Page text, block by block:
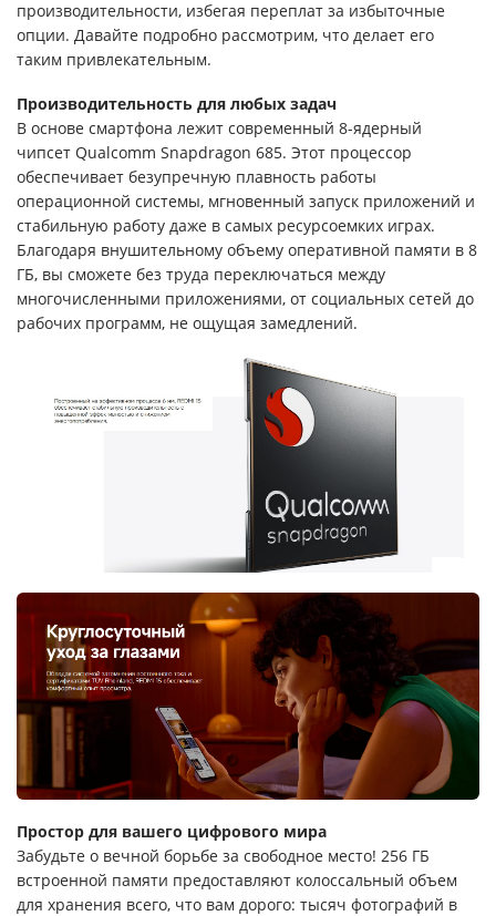
производительности, избегая переплат за избыточные
опции. Давайте подробно рассмотрим, что делает его
таким привлекательным.
Производительность для любых задач
В основе смартфона лежит современный 8-ядерный
чипсет Qualcomm Snapdragon 685. Этот процессор
обеспечивает безупречную плавность работы
операционной системы, мгновенный запуск приложений и
стабильную работу даже в самых ресурсоемких играх.
Благодаря внушительному объему оперативной памяти в 8
ГБ, вы сможете без труда переключаться между
многочисленными приложениями, от социальных сетей до
рабочих программ, не ощущая замедлений.
Простор для вашего цифрового мира
Забудьте о вечной борьбе за свободное место! 256 ГБ
встроенной памяти предоставляют колоссальный объем
для хранения всего, что вам дорого: тысяч фотографий в